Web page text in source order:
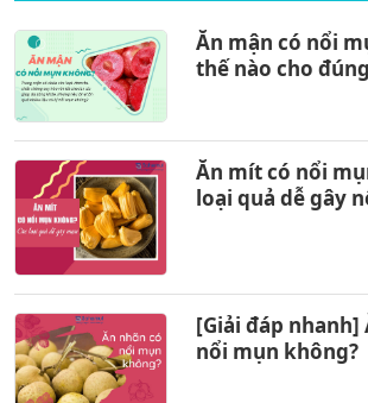
Ăn mận có nổi
thế nào cho
Ăn mít có nổi
loại quả dễ gây
[Giải đáp nhanh]
nổi mụn không?